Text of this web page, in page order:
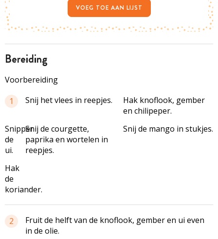
bereiding
Voorbereiding
1
Snij het vlees in reepjes.
Hak knoflook, gember
en chilipeper.
Snipper
de
ui.
Snij de courgette,
paprika en wortelen in
reepjes.
Snij de mango in stukjes.
Hak
de
koriander.
2
Fruit de helft van de knoflook, gember en ui even
in de olie.
VOEG TOE AAN LIJST